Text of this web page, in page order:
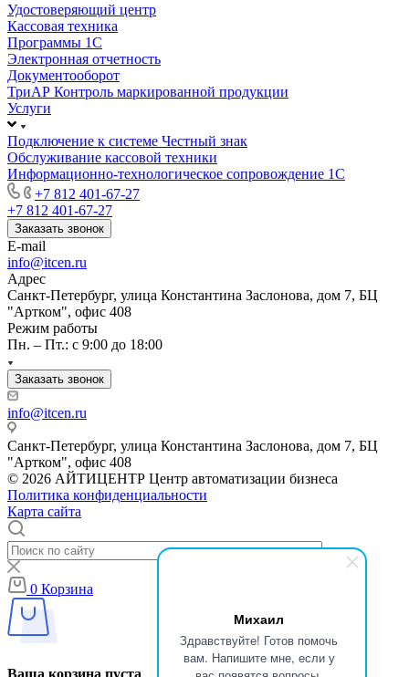
Михаил
Здравствуйте! Готов помочь
вам. Напишите мне, если у
Удостоверяющий центр
Кассовая техника
Программы 1С
Электронная отчетность
Документооборот
ТриАР Контроль маркированной продукции
Услуги
Подключение к системе Честный знак
Обслуживание кассовой техники
Информационно-технологическое сопровождение 1C
+7 812 401-67-27
+7 812 401-67-27
Заказать звонок
E-mail
info@itcen.ru
Адрес
Санкт-Петербург, улица Константина Заслонова, дом 7, БЦ
"Артком", офис 408
Режим работы
Пн. – Пт.: с 9:00 до 18:00
Заказать звонок
info@itcen.ru
Санкт-Петербург, улица Константина Заслонова, дом 7, БЦ
"Артком", офис 408
© 2026 АЙТИЦЕНТР Центр автоматизации бизнеса
Политика конфиденциальности
Карта сайта
0 Корзина
Ваша корзина пуста